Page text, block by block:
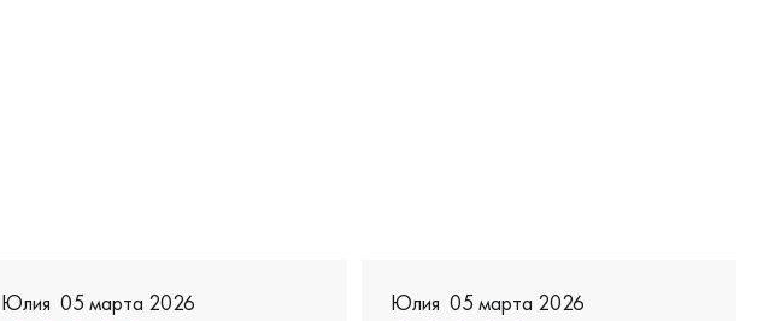
Юлия 05 марта 2026 Юлия 05 марта 2026